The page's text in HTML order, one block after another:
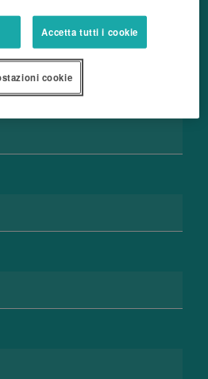
Accetta tutti i cookie
cookie